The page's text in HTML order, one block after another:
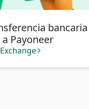
bancaria
Payoneer
arrow_forward_ios